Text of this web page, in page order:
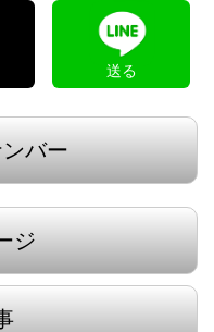
送る
バー
ジ